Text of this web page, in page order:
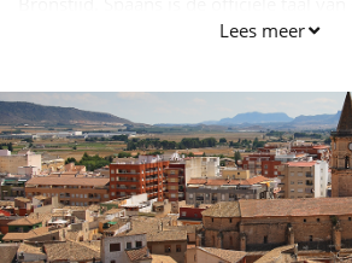
Lees meer